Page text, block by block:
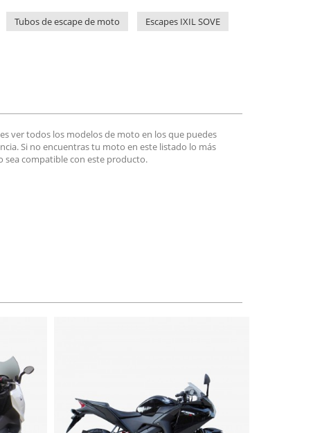
Tubos de escape de moto Escapes IXIL SOVE
ver todos los modelos de moto en los que puedes
Si no encuentras tu moto en este listado lo más
sea compatible con este producto.